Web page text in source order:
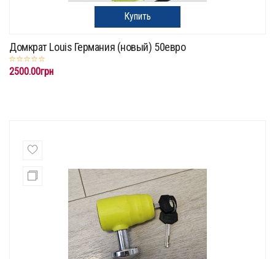
Купить
Домкрат Louis Германия (новый) 50евро
2500.00грн